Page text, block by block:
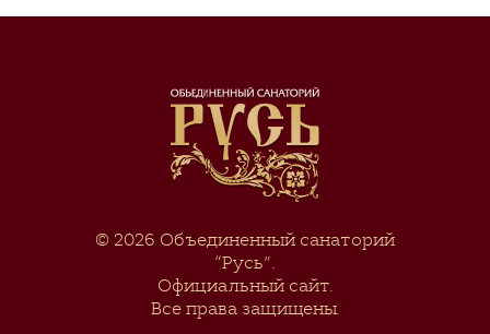
© 2026 Объединенный санаторий
“Русь”.
Официальный сайт.
Все права защищены.